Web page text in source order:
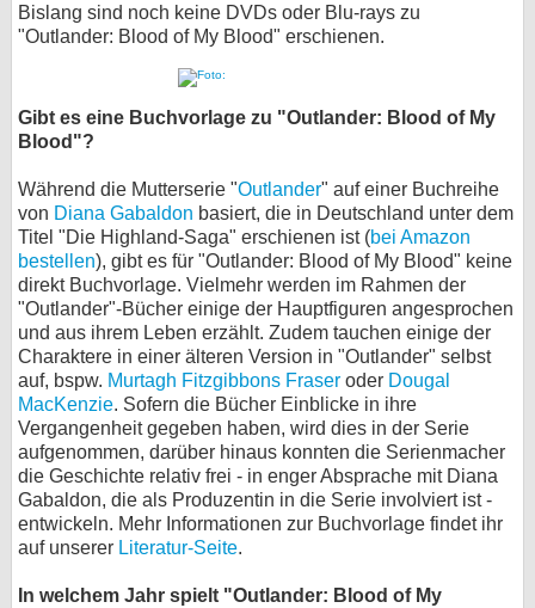
Bislang sind noch keine DVDs oder Blu-rays zu
"Outlander: Blood of My Blood" erschienen.
Gibt es eine Buchvorlage zu "Outlander: Blood of My
Blood"?
Während die Mutterserie "Outlander" auf einer Buchreihe
von Diana Gabaldon basiert, die in Deutschland unter dem
Titel "Die Highland-Saga" erschienen ist (bei Amazon
bestellen), gibt es für "Outlander: Blood of My Blood" keine
direkt Buchvorlage. Vielmehr werden im Rahmen der
"Outlander"-Bücher einige der Hauptfiguren angesprochen
und aus ihrem Leben erzählt. Zudem tauchen einige der
Charaktere in einer älteren Version in "Outlander" selbst
auf, bspw. Murtagh Fitzgibbons Fraser oder Dougal
MacKenzie. Sofern die Bücher Einblicke in ihre
Vergangenheit gegeben haben, wird dies in der Serie
aufgenommen, darüber hinaus konnten die Serienmacher
die Geschichte relativ frei - in enger Absprache mit Diana
Gabaldon, die als Produzentin in die Serie involviert ist -
entwickeln. Mehr Informationen zur Buchvorlage findet ihr
auf unserer Literatur-Seite.
In welchem Jahr spielt "Outlander: Blood of My